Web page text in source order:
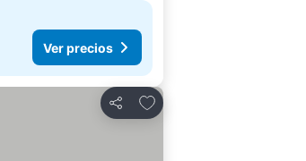
Ver precios
Compartir
Agregar a favoritos